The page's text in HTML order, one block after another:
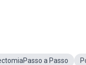
a Passo